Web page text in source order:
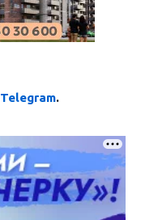
Telegram.